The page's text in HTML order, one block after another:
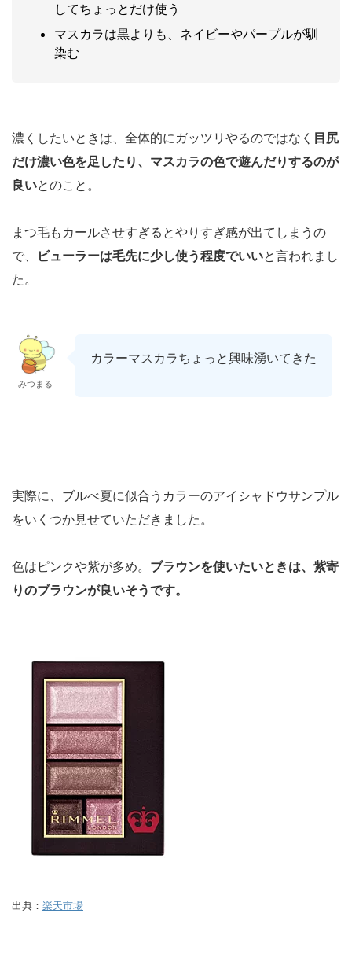
してちょっとだけ使う
マスカラは黒よりも、ネイビーやパープルが馴
染む
濃くしたいときは、全体的にガッツリやるのではなく 目尻
だけ濃い色を足したり、マスカラの色で遊んだりするのが
良いとのこと。
まつ毛もカールさせすぎるとやりすぎ感が出てしまうの
で、
ビューラーは毛先に少し使う程度でいいと言われまし
た。
みつまる
カラーマスカラちょっと興味湧いてきた
実際に、ブルべ夏に似合うカラーのアイシャドウサンプル
をいくつか見せていただきました。
色はピンクや紫が多め。 ブラウンを使いたいときは、紫寄
りのブラウンが良いそうです。
出典： 楽天市場